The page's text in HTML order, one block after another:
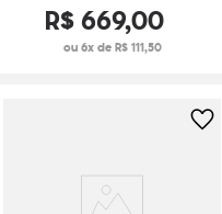
R$ 669,00
ou 6x de R$ 111,50